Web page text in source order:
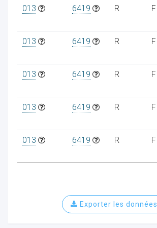
013 6419 R F
013 6419 R F
013 6419 R F
013 6419 R F
013 6419 R F
Exporter les données